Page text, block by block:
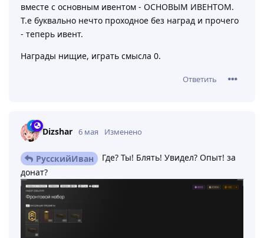
вместе с основным ивентом - ОСНОВЫМ ИВЕНТОМ.
Т.е буквально нечто проходное без наград и прочего
- теперь ивент.
Награды нищие, играть смысла 0.
Ответить
Dizshar 6 мая Изменено
РусскийИван
Где? Ты! Блять! Увидел? Опыт! за
донат?